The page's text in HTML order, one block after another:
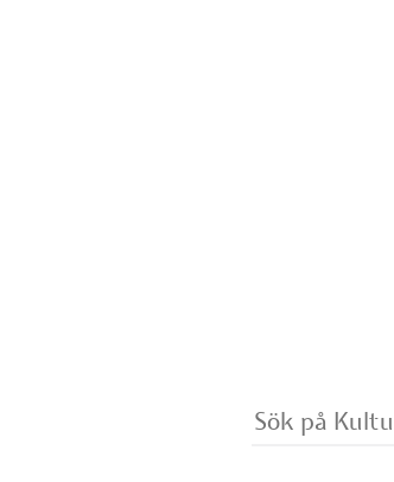
Varnamo.se
Vad
vill